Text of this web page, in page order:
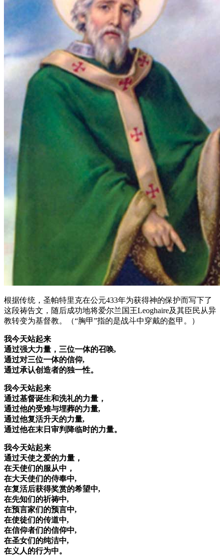
根据传统，圣帕特里克在公元433年为获得神的保护而写下了
这段祷告文，随后成功地将爱尔兰国王Leoghaire及其臣民从异
教转变为基督教。（“胸甲”指的是战斗中穿戴的盔甲。）
我今天站起来
通过强大力量，三位一体的召唤,
通过对三位一体的信仰,
通过承认创造者的独一性。
我今天站起来
通过基督诞生和洗礼的力量，
通过他的受难与埋葬的力量,
通过他复活升天的力量,
通过他在末日审判降临时的力量。
我今天站起来
通过天使之爱的力量，
在天使们的服从中，
在大天使们的侍奉中,
在复活后获得奖赏的希望中,
在先知们的祈祷中,
在预言家们的预言中,
在使徒们的传道中,
在信仰者们的信仰中,
在圣女们的纯洁中,
在义人的行为中。